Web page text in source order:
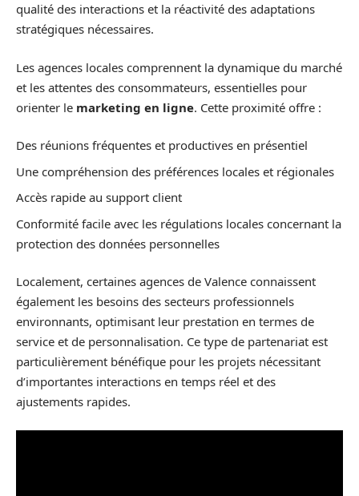
qualité des interactions et la réactivité des adaptations
stratégiques nécessaires.
Les agences locales comprennent la dynamique du marché
et les attentes des consommateurs, essentielles pour
orienter le marketing en ligne. Cette proximité offre :
Des réunions fréquentes et productives en présentiel
Une compréhension des préférences locales et régionales
Accès rapide au support client
Conformité facile avec les régulations locales concernant la
protection des données personnelles
Localement, certaines agences de Valence connaissent
également les besoins des secteurs professionnels
environnants, optimisant leur prestation en termes de
service et de personnalisation. Ce type de partenariat est
particulièrement bénéfique pour les projets nécessitant
d’importantes interactions en temps réel et des
ajustements rapides.